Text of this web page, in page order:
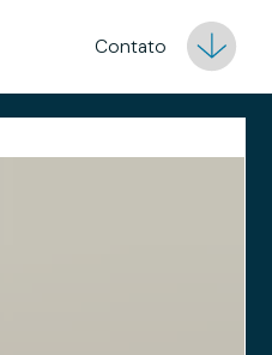
Contato